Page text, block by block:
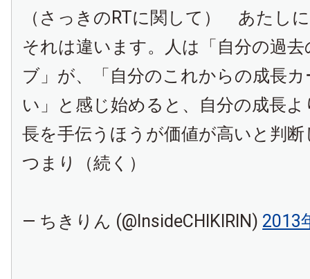
（さっきのRTに関して） あたし
それは違います。人は「自分の過
ブ」が、「自分のこれからの成長
い」と感じ始めると、自分の成長
長を手伝うほうが価値が高いと判
つまり（続く）
— ちきりん (@InsideCHIKIRIN) 2013